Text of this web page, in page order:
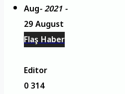
Aug- 2021 -
29 August
Flaş Haber
Editor
0314